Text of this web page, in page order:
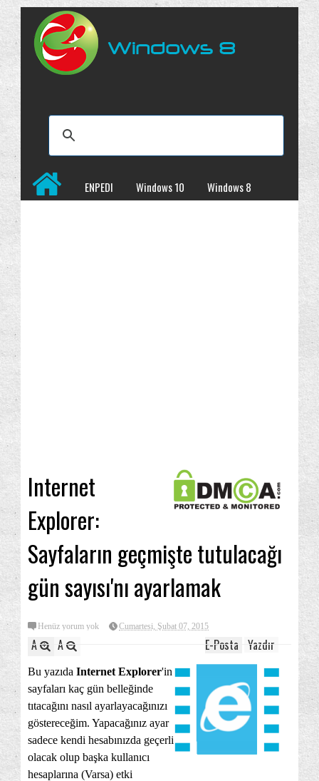
ENPEDI Windows 10
Windows 8
Internet
Explorer:
Sayfaların geçmişte tutulacağı
gün sayısı'nı ayarlamak
Henüz yorum yok Cumartesi, Şubat 07, 2015
A A Yazdır
E-Posta
Bu yazıda Internet Explorer'in
sayfaları kaç gün belleğinde
tıtacağını nasıl ayarlayacağınızı
göstereceğim. Yapacağınız ayar
sadece kendi hesabınızda geçerli
olacak olup başka kullanıcı
hesaplarına (Varsa) etki